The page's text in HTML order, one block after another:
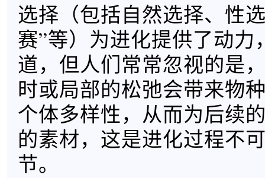
选择（包括自然选择、性
赛”等）为进化提供了动力
道，但人们常常忽视的是
时或局部的松弛会带来物
个体多样性，从而为后续
的素材，这是进化过程不
节。